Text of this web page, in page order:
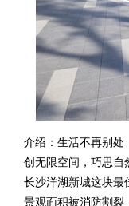
介绍：生活不再别处
创无限空间，巧思自
长沙洋湖新城这块最
景观面积被消防割裂